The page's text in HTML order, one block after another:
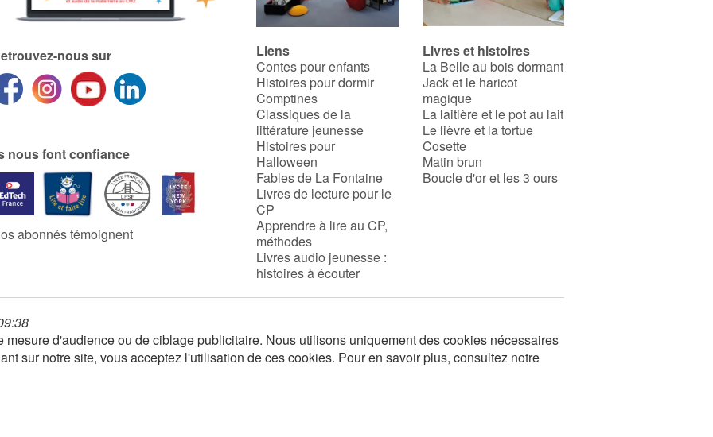
nous sur
nous font confiance
abonnés témoignent
Liens
Contes pour enfants
Histoires pour dormir
Comptines
Classiques de la
littérature jeunesse
Histoires pour
Halloween
Fables de La Fontaine
Livres de lecture pour le
CP
Apprendre à lire au CP,
méthodes
Livres audio jeunesse :
histoires à écouter
Livres et histoires
La Belle au bois dormant
Jack et le haricot
magique
La laitière et le pot au lait
Le lièvre et la tortue
Cosette
Matin brun
Boucle d'or et les 3 ours
d'audience ou de ciblage publicitaire. Nous utilisons uniquement des cookies nécessaires
sur notre site, vous acceptez l'utilisation de ces cookies. Pour en savoir plus, consultez notre